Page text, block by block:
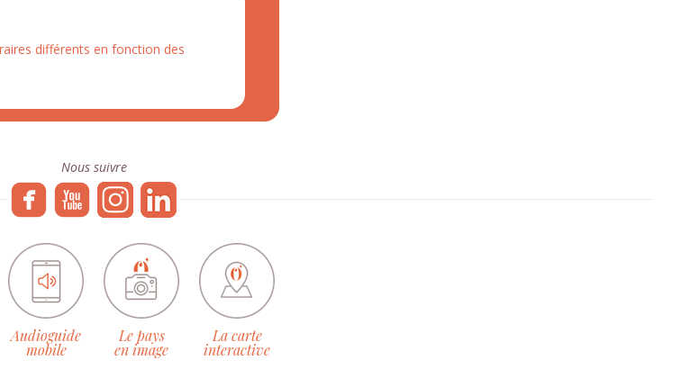
différents en fonction des
Nous suivre
Audioguide
mobile
Le pays
en image
La carte
interactive